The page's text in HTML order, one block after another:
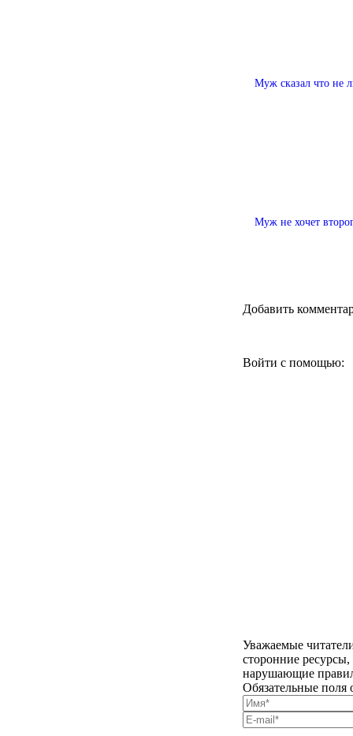
Муж сказал что не
Муж не хочет
Добавить
Войти с помощью:
Уважаемые
сторонние
нарушающие
Обязательные поля